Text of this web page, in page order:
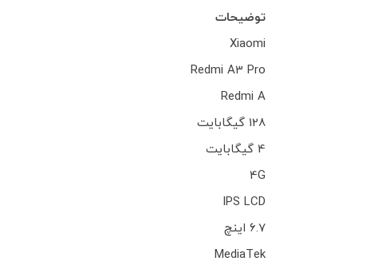
توضیحات
Xiaomi
Redmi A3 Pro
Redmi A
128 گیگابایت
4 گیگابایت
4G
IPS LCD
6.7 اینچ
MediaTek